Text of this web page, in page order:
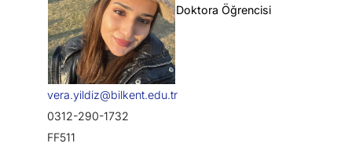
Doktora Öğrencisi
vera.yildiz@bilkent.edu.tr
0312-290-1732
FF511